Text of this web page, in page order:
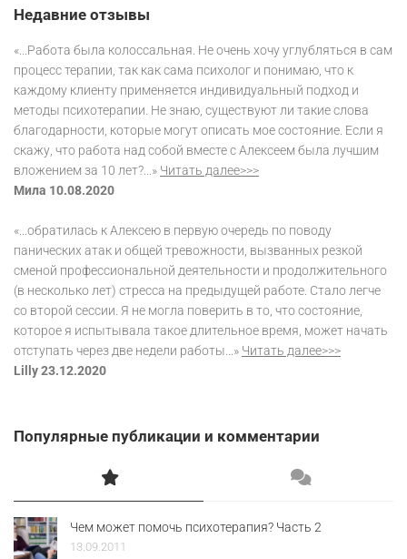
Недавние отзывы
«...Работа была колоссальная. Не очень хочу углубляться в сам
процесс терапии, так как сама психолог и понимаю, что к
каждому клиенту применяется индивидуальный подход и
методы психотерапии. Не знаю, существуют ли такие слова
благодарности, которые могут описать мое состояние. Если я
скажу, что работа над собой вместе с Алексеем была лучшим
вложением за 10 лет?...» Читать далее>>>
Мила 10.08.2020
«...обратилась к Алексею в первую очередь по поводу
панических атак и общей тревожности, вызванных резкой
сменой профессиональной деятельности и продолжительного
(в несколько лет) стресса на предыдущей работе. Стало легче
со второй сессии. Я не могла поверить в то, что состояние,
которое я испытывала такое длительное время, может начать
отступать через две недели работы...» Читать далее>>>
Lilly 23.12.2020
Популярные публикации и комментарии
Чем может помочь психотерапия? Часть 2
13.09.2011